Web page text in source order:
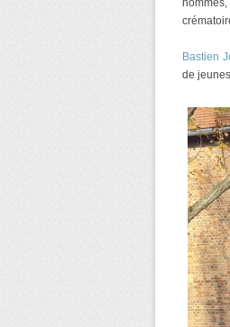
Bastien
de